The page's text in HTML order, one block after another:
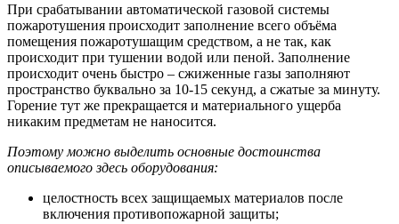
При срабатывании автоматической газовой системы
пожаротушения происходит заполнение всего объёма
помещения пожаротушащим средством, а не так, как
происходит при тушении водой или пеной. Заполнение
происходит очень быстро – сжиженные газы заполняют
пространство буквально за 10-15 секунд, а сжатые за минуту.
Горение тут же прекращается и материального ущерба
никаким предметам не наносится.
Поэтому можно выделить основные достоинства
описываемого здесь оборудования:
целостность всех защищаемых материалов после
включения противопожарной защиты;